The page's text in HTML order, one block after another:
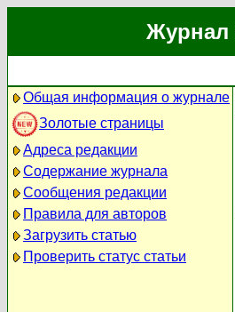
Журнал
Общая информация о журнале
Золотые страницы
Адреса редакции
Содержание журнала
Сообщения редакции
Правила для авторов
Загрузить статью
Проверить статус статьи